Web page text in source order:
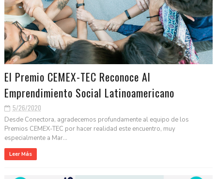
El Premio CEMEX-TEC Reconoce Al
Emprendimiento Social Latinoamericano
5/26/2020
Desde Conectora, agradecemos profundamente al equipo de los
Premios CEMEX-TEC por hacer realidad este encuentro, muy
especialmente a Mar...
Leer Más